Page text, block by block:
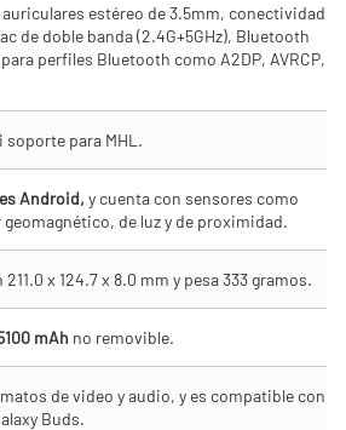
estéreo de 3.5mm, conectividad
de doble banda (2.4G+5GHz), Bluetooth
perfiles Bluetooth como A2DP, AVRCP,
soporte para MHL.
Android, y cuenta con sensores como
de luz y de proximidad.
x 124.7 x 8.0 mm y pesa 333 gramos.
mAh no removible.
de video y audio, y es compatible con
Buds.